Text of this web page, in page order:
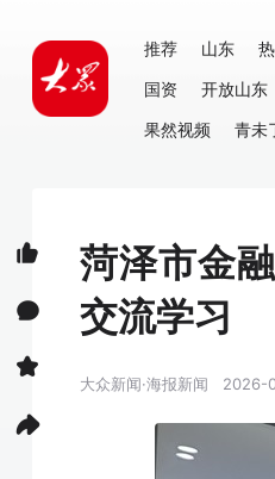
推荐 山东
国资
开放山东
果然视频
青未
菏泽市金
交流学习
大众新闻·海报新闻 2026-